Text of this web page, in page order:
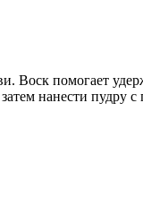
Воск помогает
нанести пудру